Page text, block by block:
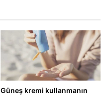
Güneş kremi kullanmanın